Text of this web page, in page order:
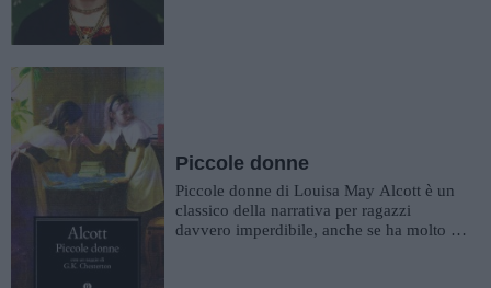
Piccole donne
Piccole donne di Louisa May Alcott è un
classico della narrativa per ragazzi
davvero imperdibile, anche se ha molto da